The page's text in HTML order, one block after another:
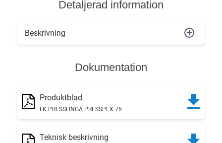
Detaljerad information
Beskrivning
Dokumentation
Produktblad
LK PRESSLINGA PRESSPEX 75
Teknisk beskrivning